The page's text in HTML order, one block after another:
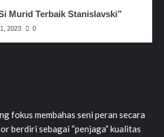
Murid Terbaik Stanislavski”
2023 0
fokus membahas seni peran secara
berdiri sebagai “penjaga” kualitas